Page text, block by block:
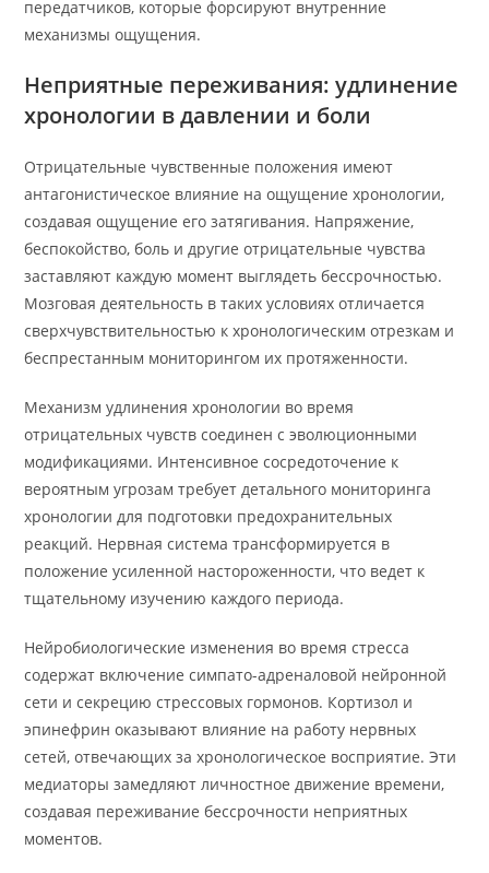
передатчиков, которые форсируют внутренние
механизмы ощущения.
Неприятные переживания: удлинение
хронологии в давлении и боли
Отрицательные чувственные положения имеют
антагонистическое влияние на ощущение хронологии,
создавая ощущение его затягивания. Напряжение,
беспокойство, боль и другие отрицательные чувства
заставляют каждую момент выглядеть бессрочностью.
Мозговая деятельность в таких условиях отличается
сверхчувствительностью к хронологическим отрезкам и
беспрестанным мониторингом их протяженности.
Механизм удлинения хронологии во время
отрицательных чувств соединен с эволюционными
модификациями. Интенсивное сосредоточение к
вероятным угрозам требует детального мониторинга
хронологии для подготовки предохранительных
реакций. Нервная система трансформируется в
положение усиленной настороженности, что ведет к
тщательному изучению каждого периода.
Нейробиологические изменения во время стресса
содержат включение симпато-адреналовой нейронной
сети и секрецию стрессовых гормонов. Кортизол и
эпинефрин оказывают влияние на работу нервных
сетей, отвечающих за хронологическое восприятие. Эти
медиаторы замедляют личностное движение времени,
создавая переживание бессрочности неприятных
моментов.